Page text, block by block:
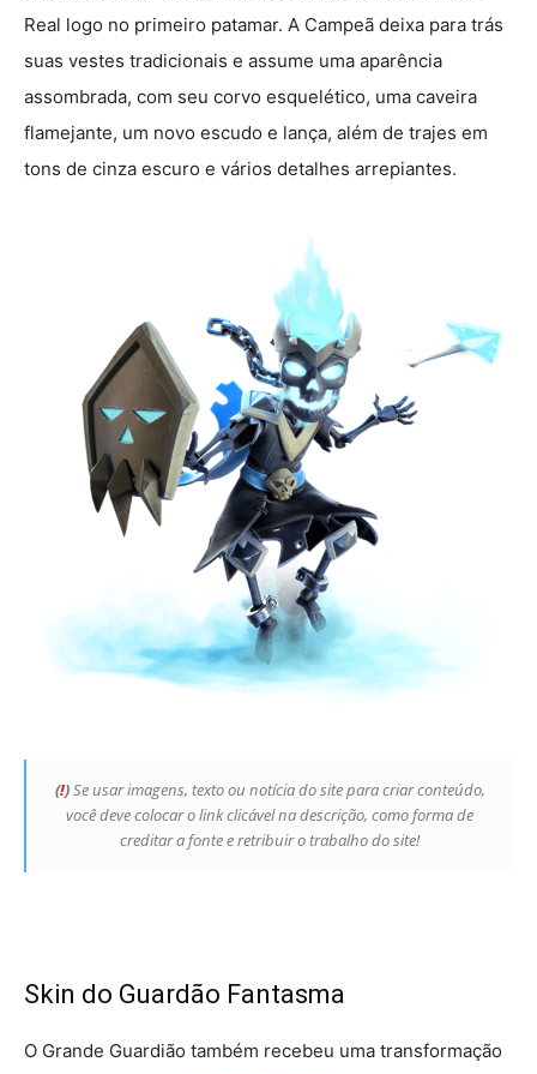
Real logo no primeiro patamar. A Campeã deixa para trás
suas vestes tradicionais e assume uma aparência
assombrada, com seu corvo esquelético, uma caveira
flamejante, um novo escudo e lança, além de trajes em
tons de cinza escuro e vários detalhes arrepiantes.
(!)Se usar imagens, texto ou notícia do site para criar conteúdo,
você deve colocar o link clicável na descrição, como forma de
creditar a fonte e retribuir o trabalho do site!
Skin do Guardão Fantasma
O Grande Guardião também recebeu uma transformação